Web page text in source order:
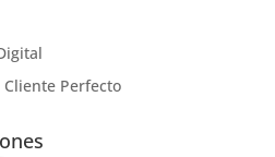
Perfecto